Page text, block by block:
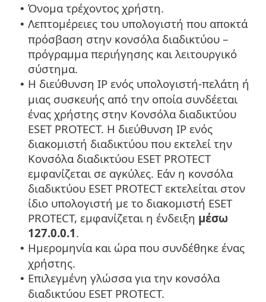
• Όνομα τρέχοντος χρήστη.
• Λεπτομέρειες του υπολογιστή που αποκτά
πρόσβαση στην κονσόλα διαδικτύου –
πρόγραμμα περιήγησης και λειτουργικό
σύστημα.
• Η διεύθυνση IP ενός υπολογιστή-πελάτη ή
μιας συσκευής από την οποία συνδέεται
ένας χρήστης στην Κονσόλα διαδικτύου
ESET PROTECT. Η διεύθυνση IP ενός
διακομιστή διαδικτύου που εκτελεί την
Κονσόλα διαδικτύου ESET PROTECT
εμφανίζεται σε αγκύλες. Εάν η κονσόλα
διαδικτύου ESET PROTECT εκτελείται στον
ίδιο υπολογιστή με το διακομιστή ESET
PROTECT, εμφανίζεται η ένδειξη μέσω
127.0.0.1.
• Ημερομηνία και ώρα που συνδέθηκε ένας
χρήστης.
• Επιλεγμένη γλώσσα για την κονσόλα
διαδικτύου ESET PROTECT.